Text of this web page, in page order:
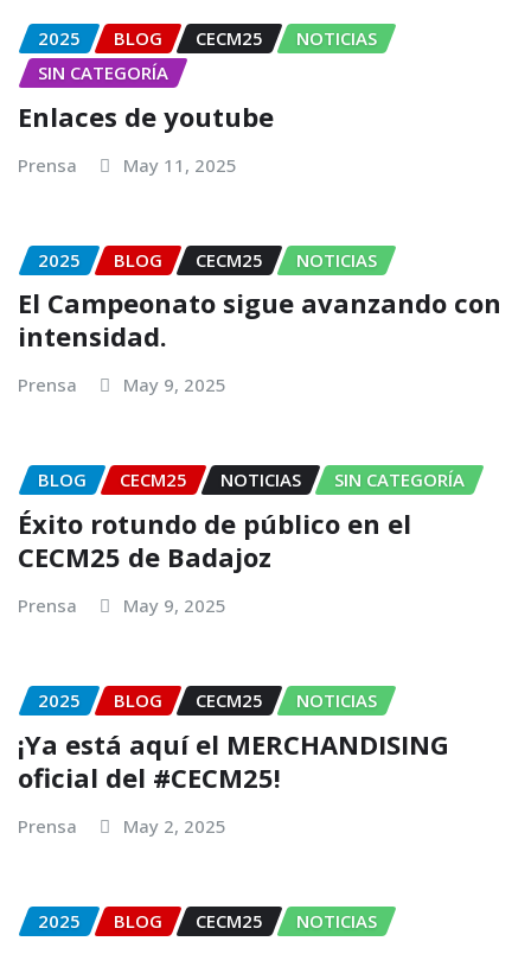
2025 BLOG CECM25
NOTICIAS
SIN CATEGORÍA
Enlaces de youtube
Prensa May 11, 2025
2025 BLOG CECM25 NOTICIAS
El Campeonato sigue avanzando con
intensidad.
Prensa May 9, 2025
BLOG CECM25 NOTICIAS SIN CATEGORÍA
Éxito rotundo de público en el
CECM25 de Badajoz
Prensa May 9, 2025
2025 BLOG CECM25 NOTICIAS
¡Ya está aquí el MERCHANDISING
oficial del #CECM25!
Prensa May 2, 2025
2025 BLOG CECM25 NOTICIAS